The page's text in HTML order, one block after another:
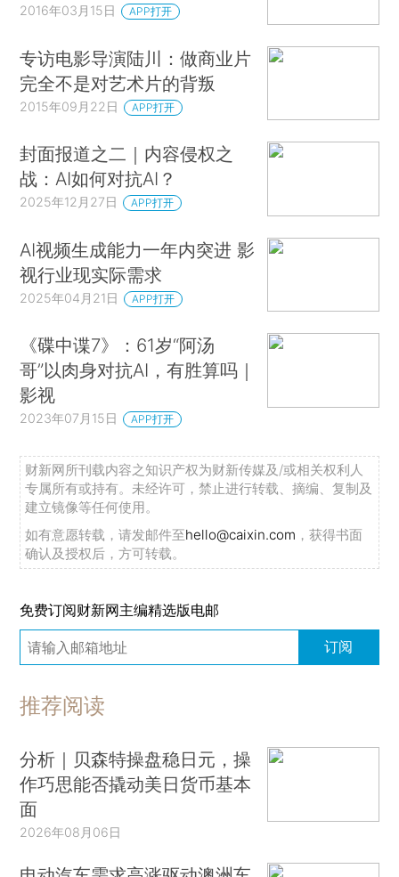
2016年03月15日 APP打开
专访电影导演陆川：做商业片
完全不是对艺术片的背叛
2015年09月22日 APP打开
封面报道之二｜内容侵权之
战：AI如何对抗AI？
2025年12月27日 APP打开
AI视频生成能力一年内突进 影
视行业现实际需求
2025年04月21日 APP打开
《碟中谍7》：61岁“阿汤
哥”以肉身对抗AI，有胜算吗｜
影视
2023年07月15日 APP打开
财新网所刊载内容之知识产权为财新传媒及/或相关权利人
专属所有或持有。未经许可，禁止进行转载、摘编、复制及
建立镜像等任何使用。
如有意愿转载，请发邮件至hello@caixin.com ，获得书面
确认及授权后，方可转载。
免费订阅财新网主编精选版电邮
订阅
推荐阅读
分析｜贝森特操盘稳日元，操
作巧思能否撬动美日货币基本
面
2026年08月06日